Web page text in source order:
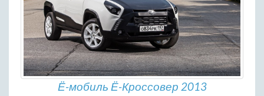
Ё-мобиль Ё-Кроссовер 2013